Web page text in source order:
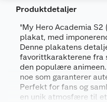
Produktdetaljer
"My Hero Academia
plakat, med
Denne plakatens
favorittkarakterene fra
den populære
noe som garanterer
Perfekt for fans og
en unik atmosfære til
Generelt
Artikkelnummer
Leverandørens
artikkelnummer